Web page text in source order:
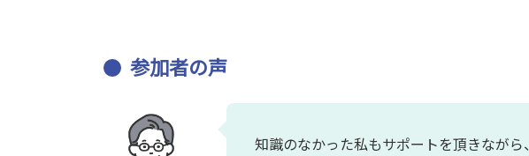
参加者の声
知識のなかった私もサポートを頂きながら、